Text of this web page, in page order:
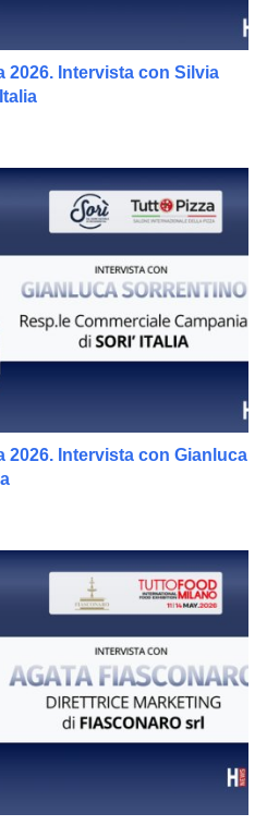
2026. Intervista con Silvia
2026. Intervista con Gianluca